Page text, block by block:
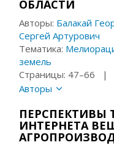
ОБЛАСТИ
Авторы: Балакай
Сергей Артурович
Тематика:
земель
Страницы: 47–66 |
Авторы
ПЕРСПЕКТИВЫ
ИНТЕРНЕТА